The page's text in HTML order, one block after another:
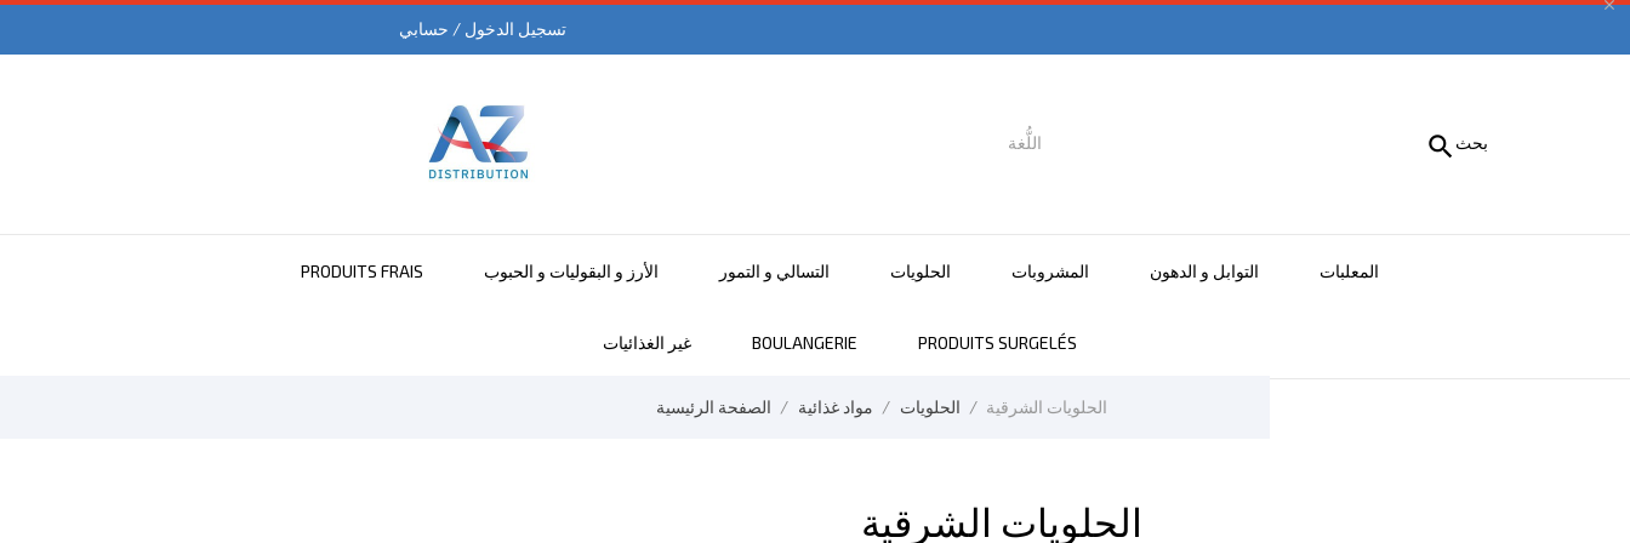

تسجيل الدخول / حسابي
 بحث
اللُّغة
المعلبات التوابل و الدهون المشروبات الحلويات التسالي و التمور الأرز و البقوليات و الحبوب PRODUITS FRAIS
PRODUITS SURGELÉS
BOULANGERIE غير الغذائيات
الصفحة الرئيسية مواد غذائية الحلويات الحلويات الشرقية
الحلويات الشرقية